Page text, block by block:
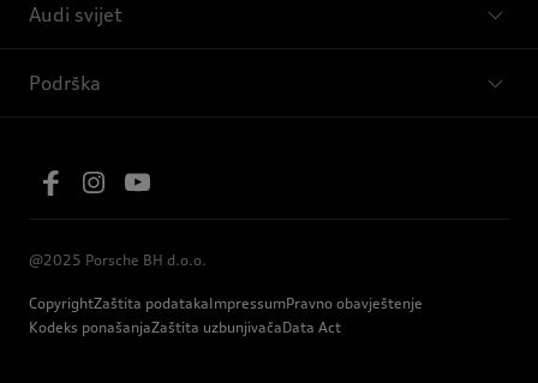
Audi svijet
Podrška
@2025 Porsche BH d.o.o.
CopyrightZaštita podatakaImpressumPravno obavještenje
Kodeks ponašanjaZaštita uzbunjivačaData Act